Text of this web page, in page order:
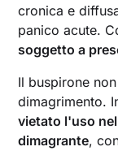
cronica e
panico acute.
soggetto a
Il buspirone
dimagrimento.
vietato l'uso
dimagrante,